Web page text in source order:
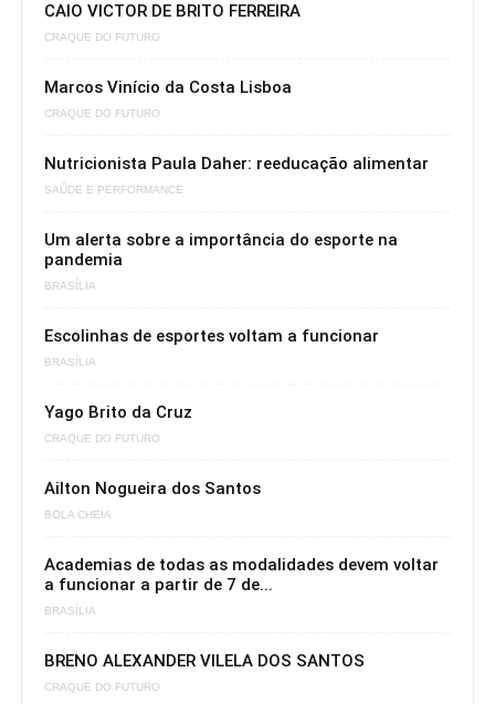
CAIO VICTOR DE BRITO FERREIRA
CRAQUE DO FUTURO
Marcos Vinício da Costa Lisboa
CRAQUE DO FUTURO
Nutricionista Paula Daher: reeducação alimentar
SAÚDE E PERFORMANCE
Um alerta sobre a importância do esporte na
pandemia
BRASÍLIA
Escolinhas de esportes voltam a funcionar
BRASÍLIA
Yago Brito da Cruz
CRAQUE DO FUTURO
Ailton Nogueira dos Santos
BOLA CHEIA
Academias de todas as modalidades devem voltar
a funcionar a partir de 7 de...
BRASÍLIA
BRENO ALEXANDER VILELA DOS SANTOS
CRAQUE DO FUTURO